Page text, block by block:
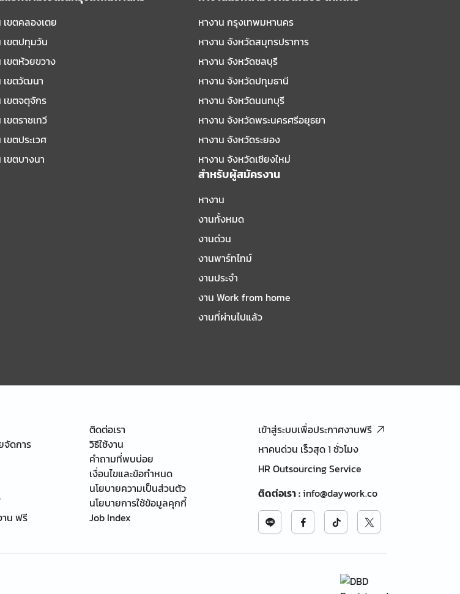
เขตคลองเตย
เขตปทุมวัน
เขตห้วยขวาง
เขตวัฒนา
เขตจตุจักร
ขตราชเทวี
ขตประเวศ
เขตบางนา
หางาน กรุงเทพมหานคร
หางาน จังหวัดสมุทรปราการ
หางาน จังหวัดชลบุรี
หางาน จังหวัดปทุมธานี
หางาน จังหวัดนนทบุรี
หางาน จังหวัดพระนครศรีอยุธยา
หางาน จังหวัดระยอง
หางาน จังหวัดเชียงใหม่
สำหรับผู้สมัครงาน
หางาน
งานทั้งหมด
งานด่วน
งานพาร์ทไทม์
งานประจำ
งาน Work from home
งานที่ผ่านไปแล้ว
จัดการ
น ฟรี
ติดต่อเรา
วิธีใช้งาน
คำถามที่พบบ่อย
เงื่อนไขและข้อกำหนด
นโยบายความเป็นส่วนตัว
นโยบายการใช้ข้อมูลคุกกี้
Job Index
เข้าสู่ระบบเพื่อประกาศงานฟรี
หาคนด่วน เร็วสุด 1 ชั่วโมง
HR Outsourcing Service
ติดต่อเรา:info@daywork.co